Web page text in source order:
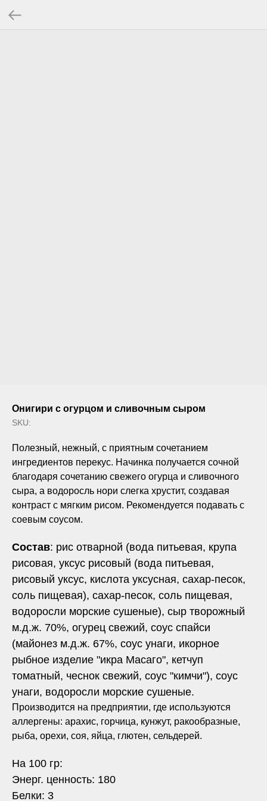
Онигири с огурцом и сливочным сыром
SKU:
Полезный, нежный, с приятным сочетанием
ингредиентов перекус. Начинка получается сочной
благодаря сочетанию свежего огурца и сливочного
сыра, а водоросль нори слегка хрустит, создавая
контраст с мягким рисом. Рекомендуется подавать с
соевым соусом.
Состав: рис отварной (вода питьевая, крупа
рисовая, уксус рисовый (вода питьевая,
рисовый уксус, кислота уксусная, сахар-песок,
соль пищевая), сахар-песок, соль пищевая,
водоросли морские сушеные), сыр творожный
м.д.ж. 70%, огурец свежий, соус спайси
(майонез м.д.ж. 67%, соус унаги, икорное
рыбное изделие "икра Масаго", кетчуп
томатный, чеснок свежий, соус "кимчи"), соус
унаги, водоросли морские сушеные.
Производится на предприятии, где используются
аллергены: арахис, горчица, кунжут, ракообразные,
рыба, орехи, соя, яйца, глютен, сельдерей.
На 100 гр:
Энерг. ценность: 180
Белки: 3